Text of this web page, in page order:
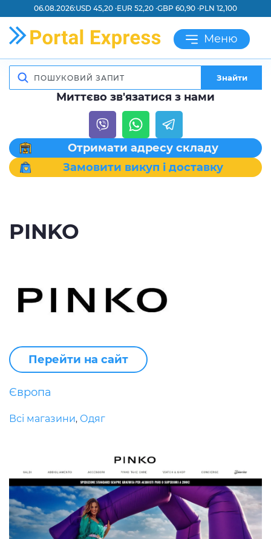
06.08.2026:USD 45,20 ·EUR 52,20 ·GBP 60,90 ·PLN 12,100
Меню
Знайти
Миттєво зв'язатися з нами
Отримати адресу складу
Замовити викуп і доставку
PINKO
Перейти на сайт
Європа
Всі магазини, Одяг